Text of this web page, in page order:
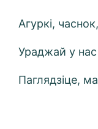
Агуркі,
Ураджай у
Паглядзіце,